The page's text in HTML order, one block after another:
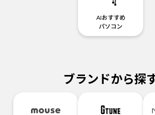
AIおすすめ
パソコン
ブランドから探